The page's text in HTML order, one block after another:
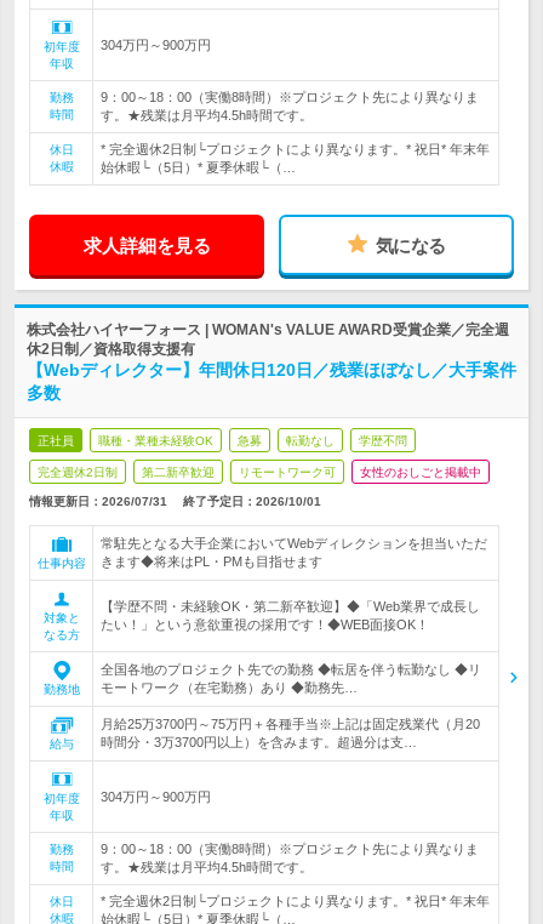
初年度
年収
304万円～900万円
勤務
時間
9：00～18：00（実働8時間）※プロジェクト先により異なりま
す。★残業は月平均4.5h時間です。
休日
休暇
* 完全週休2日制└プロジェクトにより異なります。* 祝日* 年末年
始休暇└（5日）* 夏季休暇└（…
求人詳細を見る 気になる
株式会社ハイヤーフォース | WOMAN's VALUE AWARD受賞企業／完全週
休2日制／資格取得支援有
【Webディレクター】年間休日120日／残業ほぼなし／大手案件
多数
正社員 職種・業種未経験OK 急募 転勤なし 学歴不問
完全週休2日制 第二新卒歓迎 リモートワーク可 女性のおしごと掲載中
情報更新日：2026/07/31 終了予定日： 2026/10/01
仕事内容
常駐先となる大手企業においてWebディレクションを担当いただ
きます◆将来はPL・PMも目指せます
対象と
なる方
【学歴不問・未経験OK・第二新卒歓迎】◆「Web業界で成長し
たい！」という意欲重視の採用です！◆WEB面接OK！
勤務地
全国各地のプロジェクト先での勤務 ◆転居を伴う転勤なし ◆リ
モートワーク（在宅勤務）あり ◆勤務先…
給与
月給25万3700円～75万円＋各種手当※上記は固定残業代（月20
時間分・3万3700円以上）を含みます。超過分は支…
初年度
年収
304万円～900万円
勤務
時間
9：00～18：00（実働8時間）※プロジェクト先により異なりま
す。★残業は月平均4.5h時間です。
休日
休暇
* 完全週休2日制└プロジェクトにより異なります。* 祝日* 年末年
始休暇└（5日）* 夏季休暇└（…